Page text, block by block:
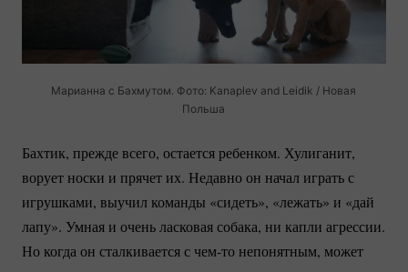
Марианна с Бахмутом. Фото: Kanaplev and Leidik / Новая
Польша
Бахтик, прежде всего, остается ребенком. Хулиганит,
ворует носки и прячет их. Недавно он начал играть с
игрушками, выучил команды «сидеть», «лежать» и «дай
лапу». Умная и очень ласковая собака, ни капли агрессии.
Но когда он сталкивается счем-тонепонятным, может